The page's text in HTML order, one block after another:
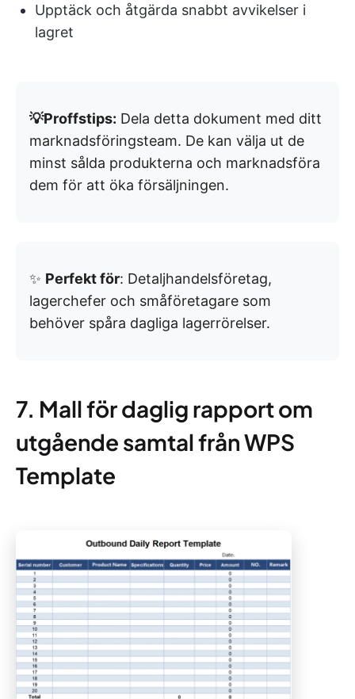
Upptäck och åtgärda snabbt avvikelser i
lagret
💡Proffstips: Dela detta dokument med ditt
marknadsföringsteam. De kan välja ut de
minst sålda produkterna och marknadsföra
dem för att öka försäljningen.
✨ Perfekt för: Detaljhandelsföretag,
lagerchefer och småföretagare som
behöver spåra dagliga lagerrörelser.
7. Mall för daglig rapport om
utgående samtal från WPS
Template